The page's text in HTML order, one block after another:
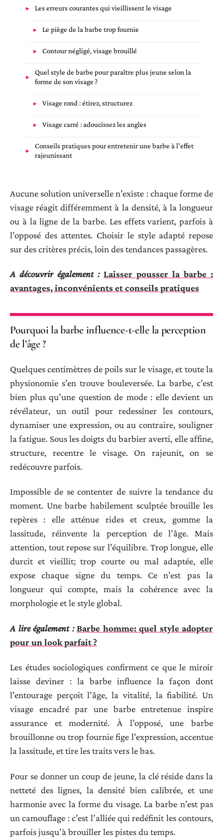
Les erreurs courantes qui vieillissent le visage
Le piège de la barbe trop fournie
Contour négligé, visage brouillé
Quel style de barbe pour paraître plus jeune selon la
forme de son visage ?
Visage rond : étirez, structurez
Visage carré : adoucissez les angles
Conseils pratiques pour entretenir une barbe à l’effet
rajeunissant
Aucune solution universelle n’existe : chaque forme de
visage réagit différemment à la densité, à la longueur
ou à la ligne de la barbe. Les effets varient, parfois à
l’opposé des attentes. Choisir le style adapté repose
sur des critères précis, loin des tendances passagères.
A découvrir également : Laisser pousser la barbe :
avantages, inconvénients et conseils pratiques
Pourquoi la barbe influence-t-elle la perception
de l’âge ?
Quelques centimètres de poils sur le visage, et toute la
physionomie s’en trouve bouleversée. La barbe, c’est
bien plus qu’une question de mode : elle devient un
révélateur, un outil pour redessiner les contours,
dynamiser une expression, ou au contraire, souligner
la fatigue. Sous les doigts du barbier averti, elle affine,
structure, recentre le visage. On rajeunit, on se
redécouvre parfois.
Impossible de se contenter de suivre la tendance du
moment. Une barbe habilement sculptée brouille les
repères : elle atténue rides et creux, gomme la
lassitude, réinvente la perception de l’âge. Mais
attention, tout repose sur l’équilibre. Trop longue, elle
durcit et vieillit; trop courte ou mal adaptée, elle
expose chaque signe du temps. Ce n’est pas la
longueur qui compte, mais la cohérence avec la
morphologie et le style global.
A lire également : Barbe homme: quel style adopter
pour un look parfait ?
Les études sociologiques confirment ce que le miroir
laisse deviner : la barbe influence la façon dont
l’entourage perçoit l’âge, la vitalité, la fiabilité. Un
visage encadré par une barbe entretenue inspire
assurance et modernité. À l’opposé, une barbe
brouillonne ou trop fournie fige l’expression, accentue
la lassitude, et tire les traits vers le bas.
Pour se donner un coup de jeune, la clé réside dans la
netteté des lignes, la densité bien calibrée, et une
harmonie avec la forme du visage. La barbe n’est pas
un camouflage : c’est l’alliée qui redéfinit les contours,
parfois jusqu’à brouiller les pistes du temps.